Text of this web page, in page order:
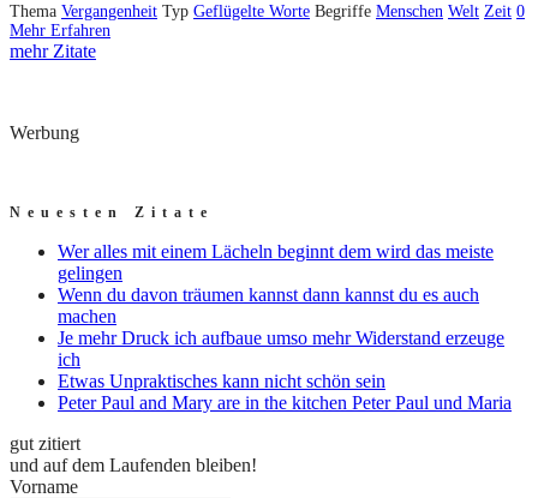
Thema Vergangenheit Typ Geflügelte Worte Begriffe Menschen Welt Zeit 0
Mehr Erfahren
mehr Zitate
Werbung
Neuesten Zitate
Wer alles mit einem Lächeln beginnt dem wird das meiste
gelingen
Wenn du davon träumen kannst dann kannst du es auch
machen
Je mehr Druck ich aufbaue umso mehr Widerstand erzeuge
ich
Etwas Unpraktisches kann nicht schön sein
Peter Paul and Mary are in the kitchen Peter Paul und Maria
gut zitiert
und auf dem Laufenden bleiben!
Vorname